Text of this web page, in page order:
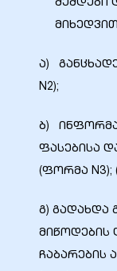
შემდეგი
ა)
N2);
ბ)
ფასებისა
(ფორმა N3);
გ) გადახდა
მიწოდების
ჩაბარების